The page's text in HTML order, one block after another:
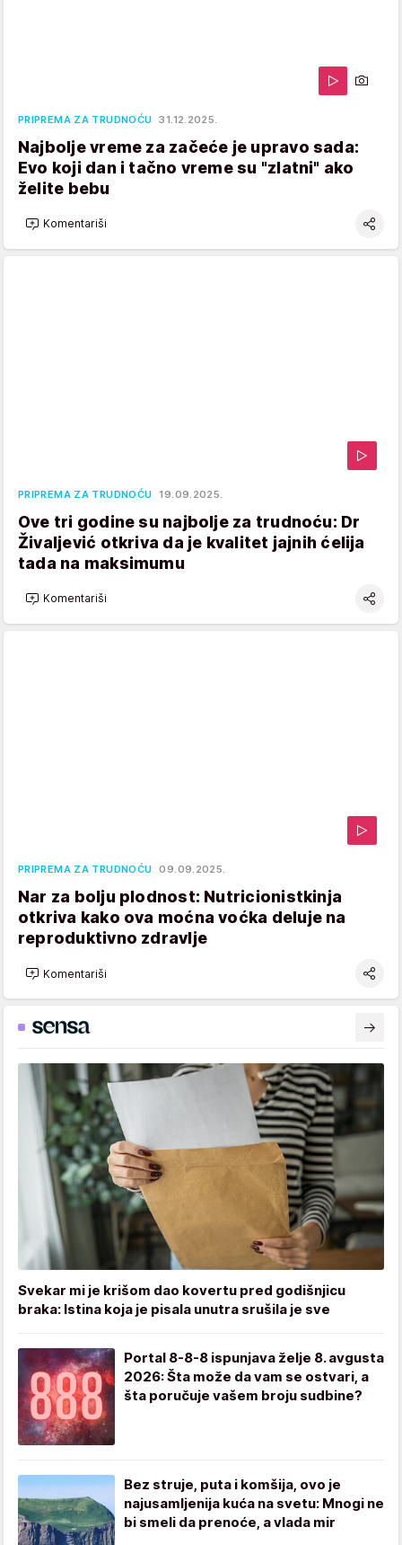
PRIPREMA ZA TRUDNOĆU 31.12.2025.
Najbolje vreme za začeće je upravo sada:
Evo koji dan i tačno vreme su "zlatni" ako
želite bebu
Komentariši
PRIPREMA ZA TRUDNOĆU 19.09.2025.
Ove tri godine su najbolje za trudnoću: Dr
Živaljević otkriva da je kvalitet jajnih ćelija
tada na maksimumu
Komentariši
PRIPREMA ZA TRUDNOĆU 09.09.2025.
Nar za bolju plodnost: Nutricionistkinja
otkriva kako ova moćna voćka deluje na
reproduktivno zdravlje
Komentariši
Svekar mi je krišom dao kovertu pred godišnjicu
braka: Istina koja je pisala unutra srušila je sve
Portal 8-8-8 ispunjava želje 8. avgusta
2026: Šta može da vam se ostvari, a
šta poručuje vašem broju sudbine?
Bez struje, puta i komšija, ovo je
najusamljenija kuća na svetu: Mnogi ne
bi smeli da prenoće, a vlada mir